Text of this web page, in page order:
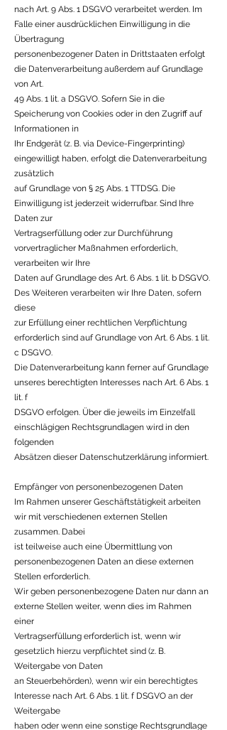
nach Art. 9 Abs. 1 DSGVO verarbeitet werden. Im
Falle einer ausdrücklichen Einwilligung in die
Übertragung
personenbezogener Daten in Drittstaaten erfolgt
die Datenverarbeitung außerdem auf Grundlage
von Art.
49 Abs. 1 lit. a DSGVO. Sofern Sie in die
Speicherung von Cookies oder in den Zugriff auf
Informationen in
Ihr Endgerät (z. B. via Device-Fingerprinting)
eingewilligt haben, erfolgt die Datenverarbeitung
zusätzlich
auf Grundlage von § 25 Abs. 1 TTDSG. Die
Einwilligung ist jederzeit widerrufbar. Sind Ihre
Daten zur
Vertragserfüllung oder zur Durchführung
vorvertraglicher Maßnahmen erforderlich,
verarbeiten wir Ihre
Daten auf Grundlage des Art. 6 Abs. 1 lit. b DSGVO.
Des Weiteren verarbeiten wir Ihre Daten, sofern
diese
zur Erfüllung einer rechtlichen Verpflichtung
erforderlich sind auf Grundlage von Art. 6 Abs. 1 lit.
c DSGVO.
Die Datenverarbeitung kann ferner auf Grundlage
unseres berechtigten Interesses nach Art. 6 Abs. 1
lit. f
DSGVO erfolgen. Über die jeweils im Einzelfall
einschlägigen Rechtsgrundlagen wird in den
folgenden
Absätzen dieser Datenschutzerklärung informiert.
Empfänger von personenbezogenen Daten
Im Rahmen unserer Geschäftstätigkeit arbeiten
wir mit verschiedenen externen Stellen
zusammen. Dabei
ist teilweise auch eine Übermittlung von
personenbezogenen Daten an diese externen
Stellen erforderlich.
Wir geben personenbezogene Daten nur dann an
externe Stellen weiter, wenn dies im Rahmen
einer
Vertragserfüllung erforderlich ist, wenn wir
gesetzlich hierzu verpflichtet sind (z. B.
Weitergabe von Daten
an Steuerbehörden), wenn wir ein berechtigtes
Interesse nach Art. 6 Abs. 1 lit. f DSGVO an der
Weitergabe
haben oder wenn eine sonstige Rechtsgrundlage